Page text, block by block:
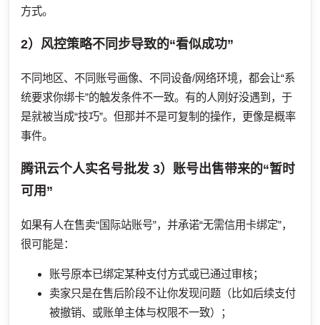
方式。
2）风控策略不同步导致的“看似成功”
不同地区、不同账号画像、不同设备/网络环境，都会让“系
统要求你绑卡”的触发条件不一致。有的人刚好没遇到，于
是就被当成“技巧”。但那并不是可复制的操作，更像是概率
事件。
腾讯云个人实名号批发 3）账号出售带来的“暂时
可用”
如果有人在售卖“国际站账号”，并承诺“无需信用卡绑定”，
很可能是：
账号原本已绑定某种支付方式或已通过审核；
卖家只是在售后阶段不让你发现问题（比如后续支付
被撤销、或账单主体与权限不一致）；